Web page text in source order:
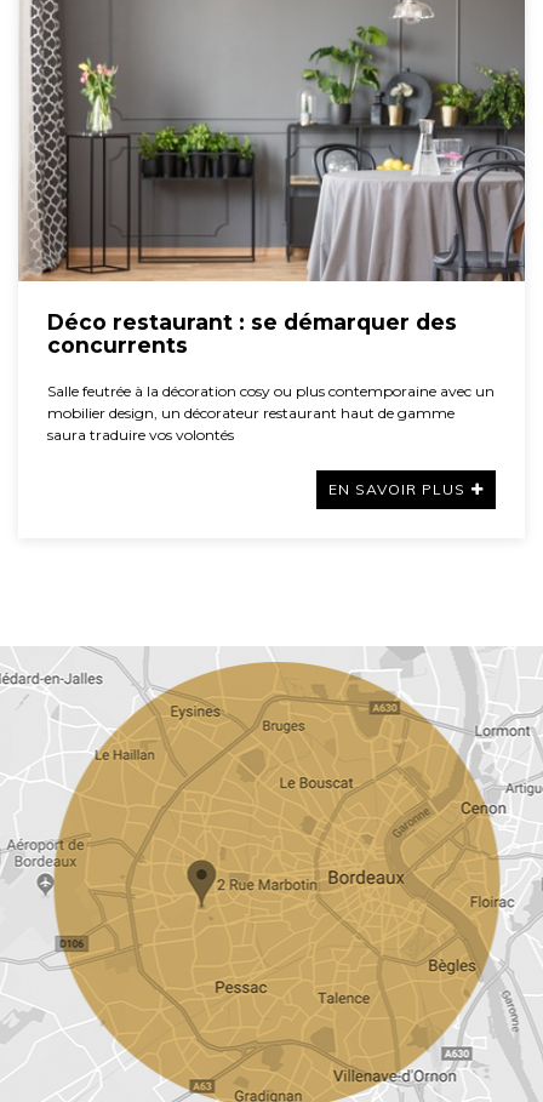
Déco restaurant : se démarquer des
concurrents
Salle feutrée à la décoration cosy ou plus contemporaine avec un
mobilier design, un décorateur restaurant haut de gamme
saura traduire vos volontés
EN SAVOIR PLUS